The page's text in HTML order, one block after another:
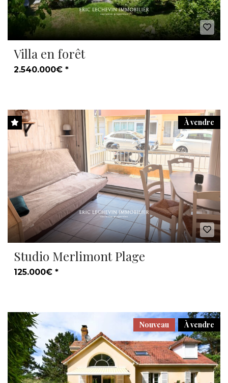
Villa en forêt
2.540.000€ *
À vendre
Studio Merlimont Plage
125.000€ *
À vendre
Nouveau